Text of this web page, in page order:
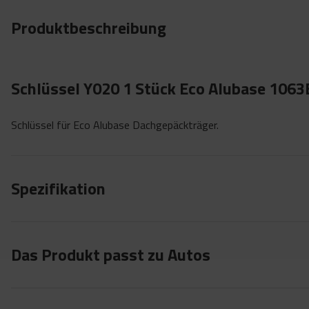
Produktbeschreibung
Schlüssel Y020 1 Stück Eco Alubase
Schlüssel für Eco Alubase Dachgepäckträger.
Spezifikation
Das Produkt passt zu Autos